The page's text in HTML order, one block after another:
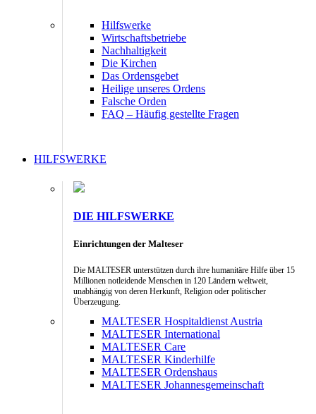
Hilfswerke
Wirtschaftsbetriebe
Nachhaltigkeit
Die Kirchen
Das Ordensgebet
Heilige unseres Ordens
Falsche Orden
FAQ – Häufig gestellte Fragen
HILFSWERKE
DIE HILFSWERKE
Einrichtungen der Malteser
Die MALTESER unterstützen durch ihre humanitäre Hilfe über 15
Millionen notleidende Menschen in 120 Ländern weltweit,
unabhängig von deren Herkunft, Religion oder politischer
Überzeugung.
MALTESER Hospitaldienst Austria
MALTESER International
MALTESER Care
MALTESER Kinderhilfe
MALTESER Ordenshaus
MALTESER Johannesgemeinschaft